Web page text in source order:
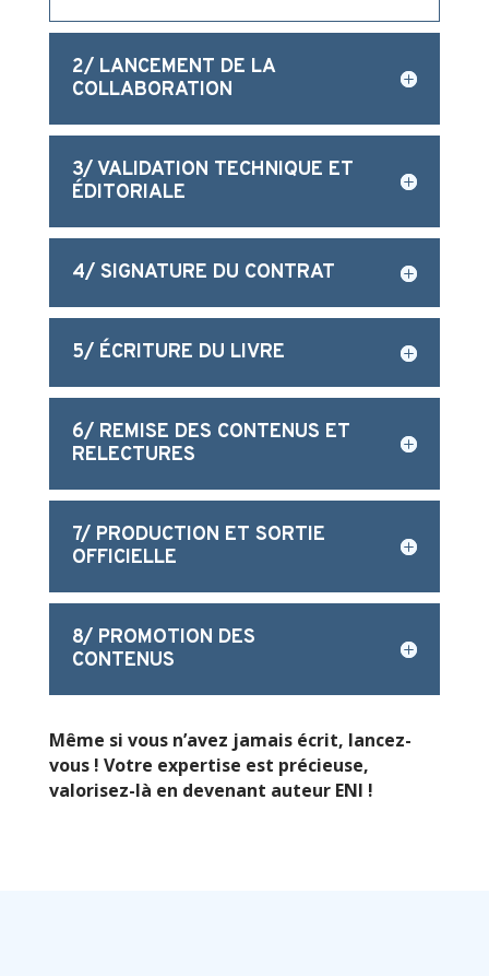
2/ LANCEMENT DE LA
COLLABORATION
3/ VALIDATION TECHNIQUE ET
ÉDITORIALE
4/ SIGNATURE DU CONTRAT
5/ ÉCRITURE DU LIVRE
6/ REMISE DES CONTENUS ET
RELECTURES
7/ PRODUCTION ET SORTIE
OFFICIELLE
8/ PROMOTION DES
CONTENUS
Même si vous n’avez jamais écrit, lancez-
vous ! Votre expertise est précieuse,
valorisez-là en devenant auteur ENI !